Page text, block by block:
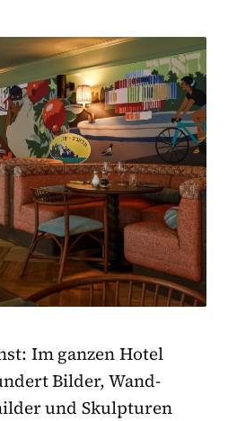
Im ganzen Hotel
Bilder, Wand-
und Skulpturen